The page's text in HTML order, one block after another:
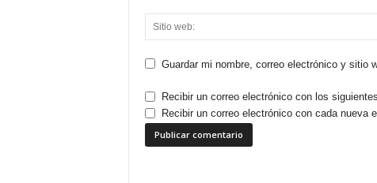
Guardar mi nombre, correo electrónico y sitio
Recibir un correo electrónico con los
Recibir un correo electrónico con cada nueva